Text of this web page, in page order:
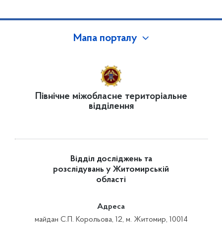
Мапа порталу
Північне міжобласне територіальне
відділення
Відділ досліджень та
розслідувань у Житомирській
області
Адреса
майдан С.П. Корольова, 12, м. Житомир, 10014